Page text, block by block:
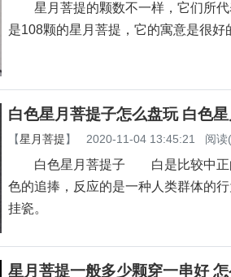
星月菩提的颗数不一样，它们所代
是108颗的星月菩提，它的寓意是很好
白色星月菩提子怎么盘玩 白色
【星月菩提】 2020-11-04 13:45:21 阅读
白色星月菩提子 白是比较中正的
色的追捧，反应的是一种人类群体
挂瓷。
星月菩提一般多少颗穿一串好